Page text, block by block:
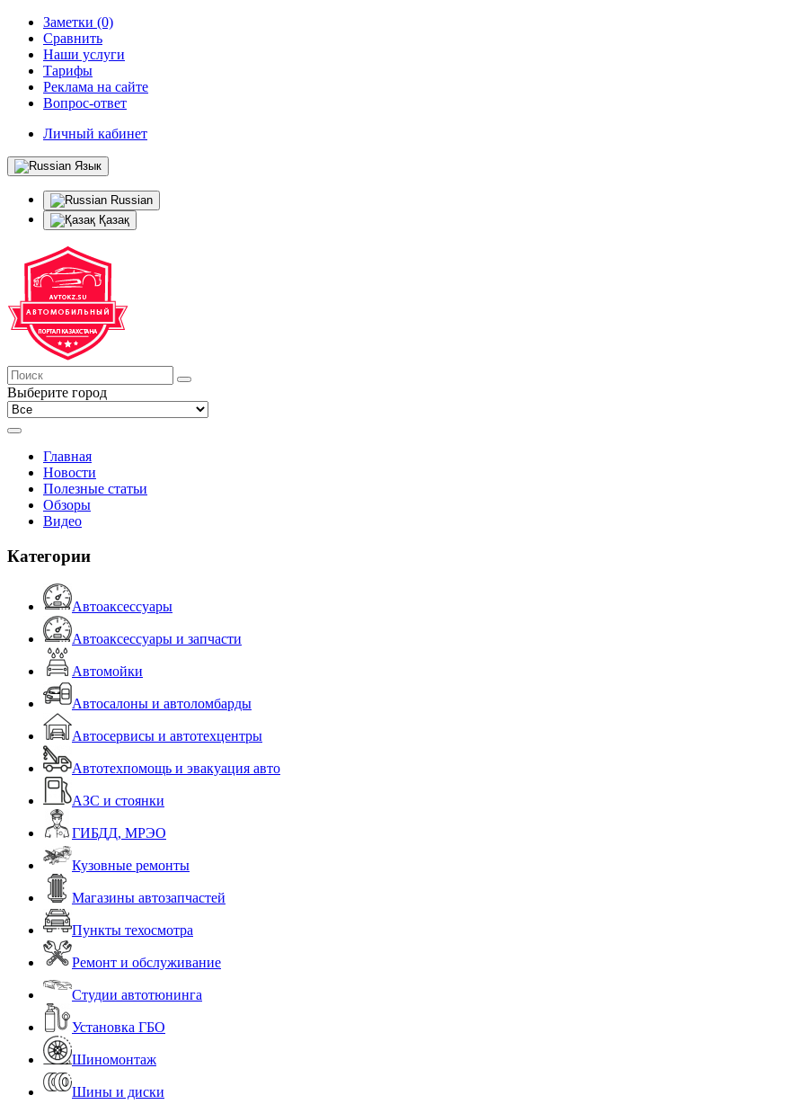
Заметки (0)
Сравнить
Наши услуги
Тарифы
Реклама на сайте
Вопрос-ответ
Личный кабинет
Язык
Russian
Қазақ
Выберите город
Главная
Новости
Полезные статьи
Обзоры
Видео
Категории
Автоаксессуары
Автоаксессуары и запчасти
Автомойки
Автосалоны и автоломбарды
Автосервисы и автотехцентры
Автотехпомощь и эвакуация авто
АЗС и стоянки
ГИБДД, МРЭО
Кузовные ремонты
Магазины автозапчастей
Пункты техосмотра
Ремонт и обслуживание
Студии автотюнинга
Установка ГБО
Шиномонтаж
Шины и диски